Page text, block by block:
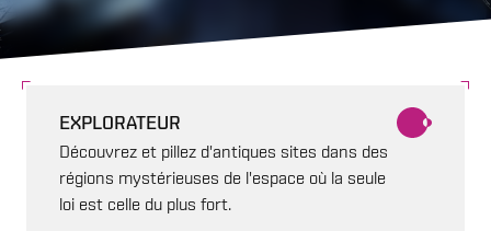
EXPLORATEUR
Découvrez et pillez d'antiques sites dans des
régions mystérieuses de l'espace où la seule
loi est celle du plus fort.